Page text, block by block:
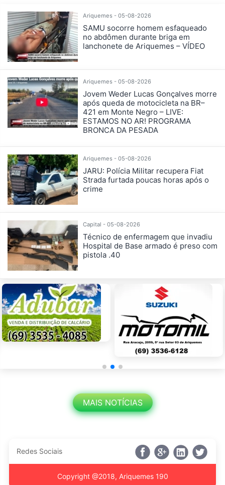
Ariquemes - 05-08-2026
SAMU socorre homem esfaqueado
no abdômen durante briga em
lanchonete de Ariquemes – VÍDEO
Ariquemes - 05-08-2026
Jovem Weder Lucas Gonçalves morre
após queda de motocicleta na BR–
421 em Monte Negro – LIVE:
ESTAMOS NO AR! PROGRAMA
BRONCA DA PESADA
Ariquemes - 05-08-2026
JARU: Polícia Militar recupera Fiat
Strada furtada poucas horas após o
crime
Capital - 05-08-2026
Técnico de enfermagem que invadiu
Hospital de Base armado é preso com
pistola .40
MAIS NOTÍCIAS
Redes Sociais
Copyright @2018, Ariquemes 190